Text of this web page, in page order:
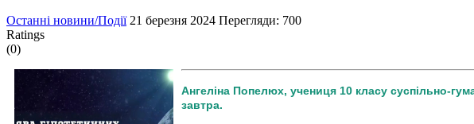
Останні новини/Події 21 березня 2024 Перегляди: 700
Ratings
(0)
Ангеліна Попелюх, учениця 10 класу суспільно-
завтра.